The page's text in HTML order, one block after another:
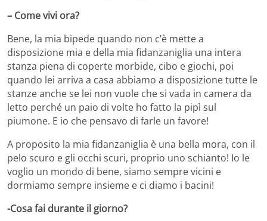
– Come vivi ora?
Bene, la mia bipede quando non c’è mette a
disposizione mia e della mia fidanzaniglia una intera
stanza piena di coperte morbide, cibo e giochi, poi
quando lei arriva a casa abbiamo a disposizione tutte le
stanze anche se lei non vuole che si vada in camera da
letto perché un paio di volte ho fatto la pipì sul
piumone. E io che pensavo di farle un favore!
A proposito la mia fidanzaniglia è una bella mora, con il
pelo scuro e gli occhi scuri, proprio uno schianto! Io le
voglio un mondo di bene, siamo sempre vicini e
dormiamo sempre insieme e ci diamo i bacini!
-Cosa fai durante il giorno?